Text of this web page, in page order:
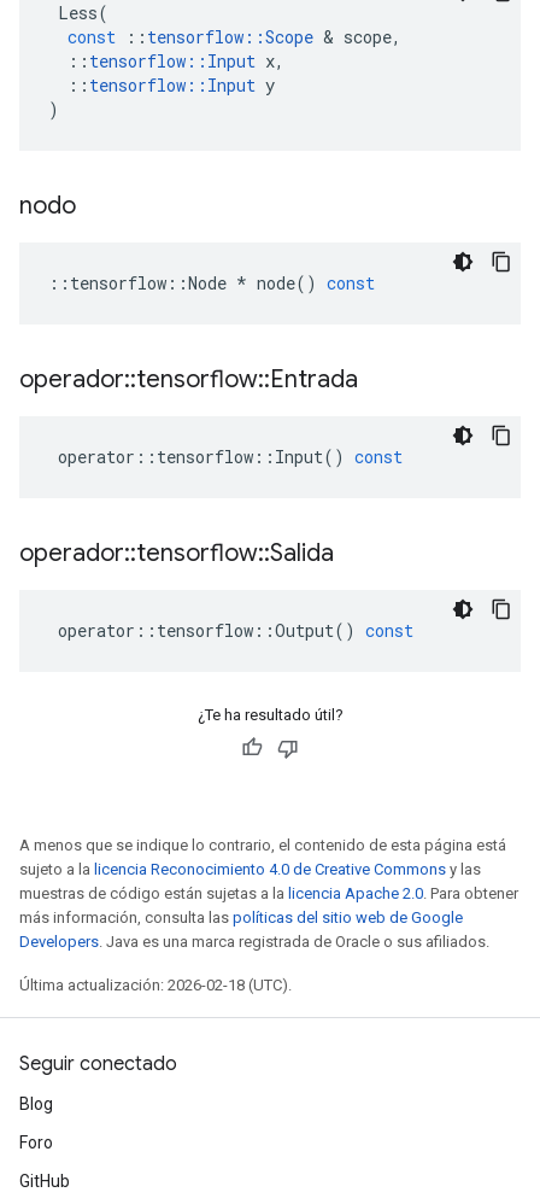
Less(
const
:: tensorflow ::Scope & scope,
:: tensorflow :: Input x,
:: tensorflow :: Input y
)
nodo
:: tensorflow ::Node * node() const
operador::tensorflow::Entrada
operator :: tensorflow :: Input() const
operador::tensorflow::Salida
operator :: tensorflow ::Output() const
¿Te ha resultado útil?
A menos que se indique lo contrario, el contenido de esta página está
sujeto a la licencia Reconocimiento 4.0 de Creative Commons y las
muestras de código están sujetas a la licencia Apache 2.0. Para obtener
más información, consulta las políticas del sitio web de Google
Developers. Java es una marca registrada de Oracle o sus afiliados.
Última actualización: 2026-02-18 (UTC).
Seguir conectado
Blog
Foro
GitHub